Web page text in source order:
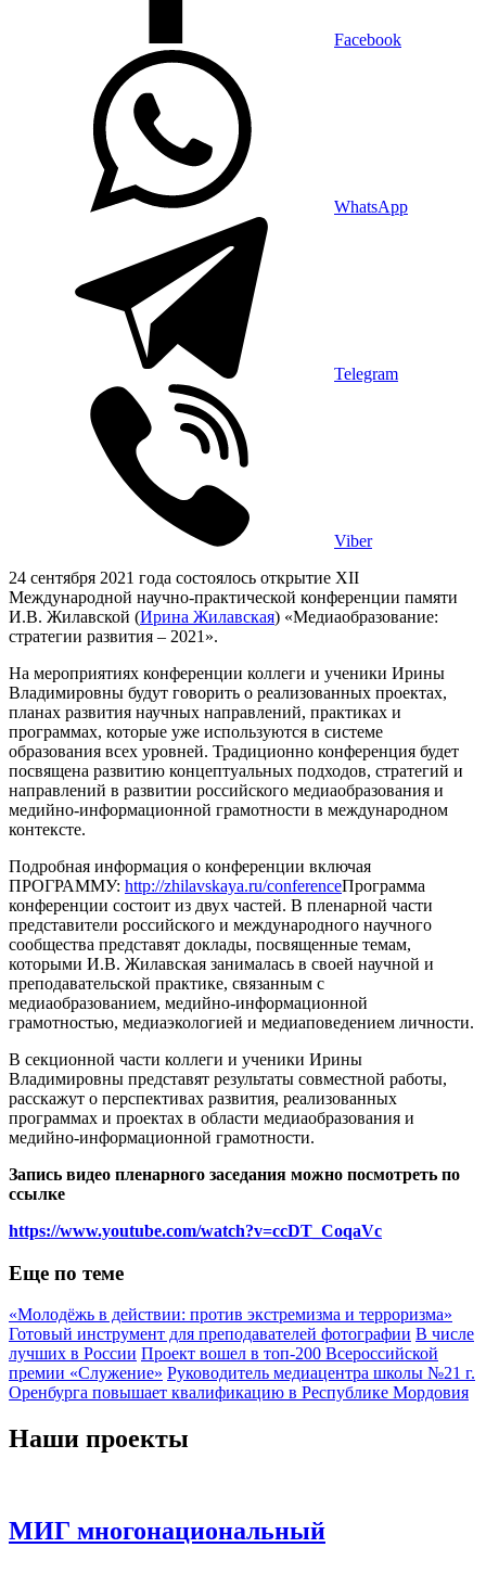
Facebook
WhatsApp
Telegram
Viber
24 сентября 2021 года состоялось открытие XII
Международной научно-практической конференции памяти
И.В. Жилавской (Ирина Жилавская) «Медиаобразование:
стратегии развития – 2021».
На мероприятиях конференции коллеги и ученики Ирины
Владимировны будут говорить о реализованных проектах,
планах развития научных направлений, практиках и
программах, которые уже используются в системе
образования всех уровней. Традиционно конференция будет
посвящена развитию концептуальных подходов, стратегий и
направлений в развитии российского медиаобразования и
медийно-информационной грамотности в международном
контексте.
Подробная информация о конференции включая
ПРОГРАММУ: http://zhilavskaya.ru/conferenceПрограмма
конференции состоит из двух частей. В пленарной части
представители российского и международного научного
сообщества представят доклады, посвященные темам,
которыми И.В. Жилавская занималась в своей научной и
преподавательской практике, связанным с
медиаобразованием, медийно-информационной
грамотностью, медиаэкологией и медиаповедением личности.
В секционной части коллеги и ученики Ирины
Владимировны представят результаты совместной работы,
расскажут о перспективах развития, реализованных
программах и проектах в области медиаобразования и
медийно-информационной грамотности.
Запись видео пленарного заседания можно посмотреть по
ссылке
https://www.youtube.com/watch?v=ccDT_CoqaVc
Еще по теме
«Молодёжь в действии: против экстремизма и терроризма»
Готовый инструмент для преподавателей фотографии В числе
лучших в России Проект вошел в топ-200 Всероссийской
премии «Служение» Руководитель медиацентра школы №21 г.
Оренбурга повышает квалификацию в Республике Мордовия
Наши проекты
МИГ многонациональный